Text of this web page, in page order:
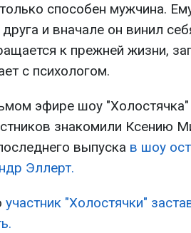
способен мужчина.
и вначале он винил
к прежней жизни,
с психологом.
эфире шоу
знакомили Ксению
выпуска в шоу
Эллерт.
участник "Холостячки"